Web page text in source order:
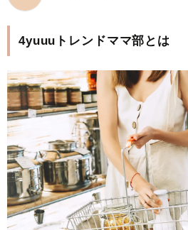
4yuuuトレンドママ部とは